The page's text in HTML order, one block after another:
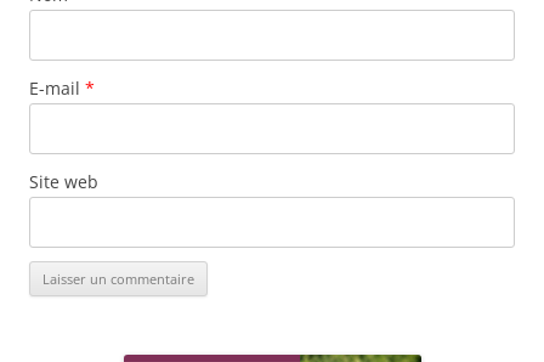
E-mail *
Site web